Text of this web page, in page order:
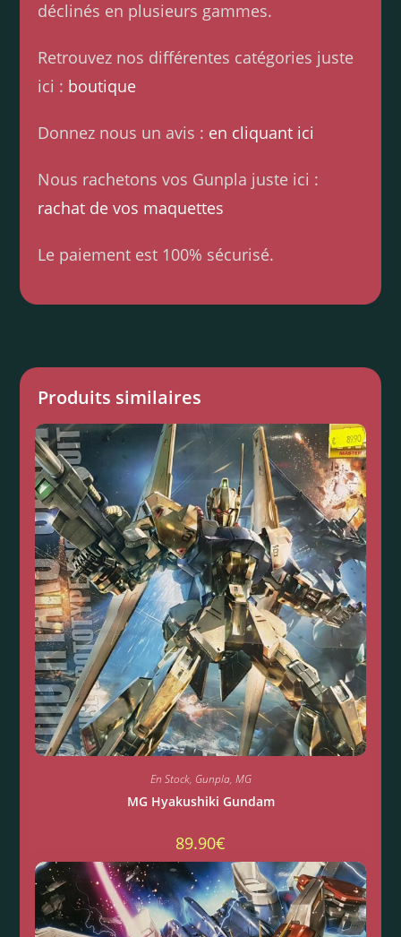
déclinés en plusieurs gammes.
Retrouvez nos différentes catégories juste
ici : boutique
Donnez nous un avis : en cliquant ici
Nous rachetons vos Gunpla juste ici :
rachat de vos maquettes
Le paiement est 100% sécurisé.
Produits similaires
En Stock, Gunpla, MG
MG Hyakushiki Gundam
89.90€